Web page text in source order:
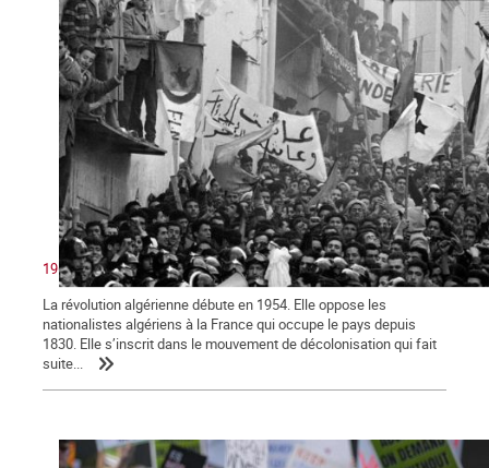
1962 : victoire du peuple algérien sur le colonialisme
La révolution algérienne débute en 1954. Elle oppose les
nationalistes algériens à la France qui occupe le pays depuis
1830. Elle s’inscrit dans le mouvement de décolonisation qui fait
suite...